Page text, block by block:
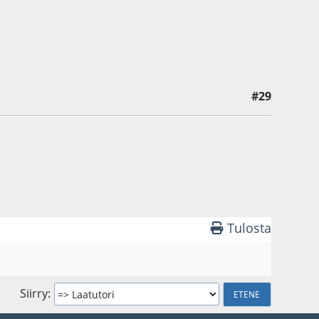
#29
Tulosta
Siirry